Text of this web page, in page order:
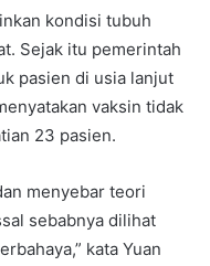
kondisi tubuh
Sejak itu pemerintah
pasien di usia lanjut
vaksin tidak
23 pasien.
menyebar teori
sebabnya dilihat
kata Yuan